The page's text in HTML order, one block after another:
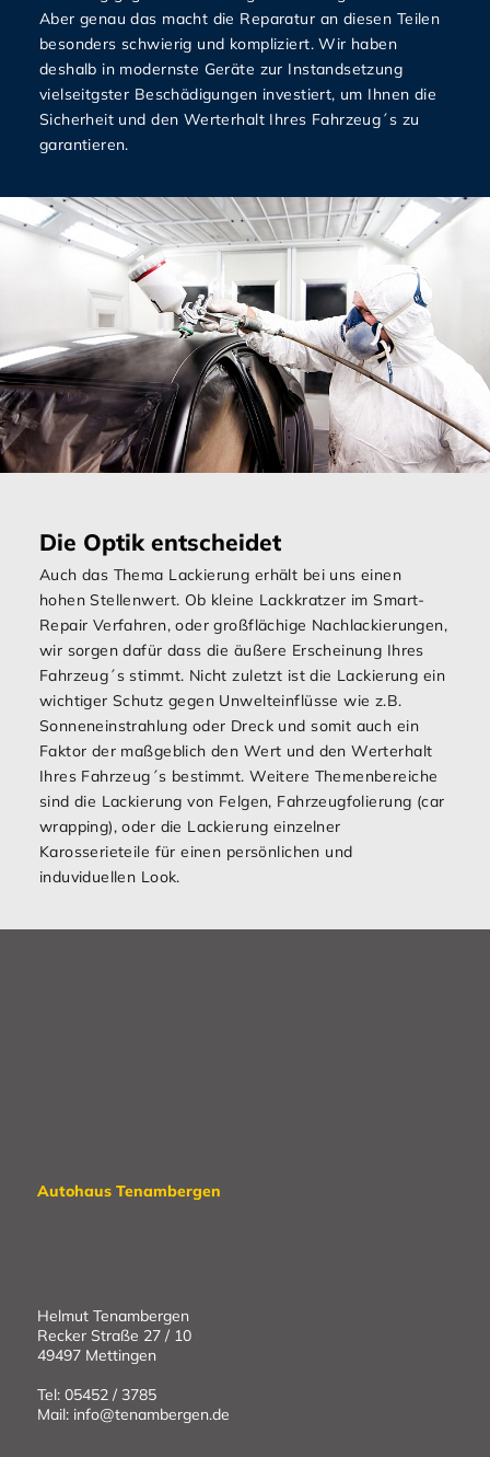
Aber genau das macht die Reparatur an diesen Teilen
besonders schwierig und kompliziert. Wir haben
deshalb in modernste Geräte zur Instandsetzung
vielseitgster Beschädigungen investiert, um Ihnen die
Sicherheit und den Werterhalt Ihres Fahrzeug´s zu
garantieren.
Die Optik entscheidet
Auch das Thema Lackierung erhält bei uns einen
hohen Stellenwert. Ob kleine Lackkratzer im Smart-
Repair Verfahren, oder großflächige Nachlackierungen,
wir sorgen dafür dass die äußere Erscheinung Ihres
Fahrzeug´s stimmt. Nicht zuletzt ist die Lackierung ein
wichtiger Schutz gegen Unwelteinflüsse wie z.B.
Sonneneinstrahlung oder Dreck und somit auch ein
Faktor der maßgeblich den Wert und den Werterhalt
Ihres Fahrzeug´s bestimmt. Weitere Themenbereiche
sind die Lackierung von Felgen, Fahrzeugfolierung (car
wrapping), oder die Lackierung einzelner
Karosserieteile für einen persönlichen und
induviduellen Look.
Autohaus Tenambergen
Helmut Tenambergen
Recker Straße 27 / 10
49497 Mettingen
Tel: 05452 / 3785
Mail: info@tenambergen.de